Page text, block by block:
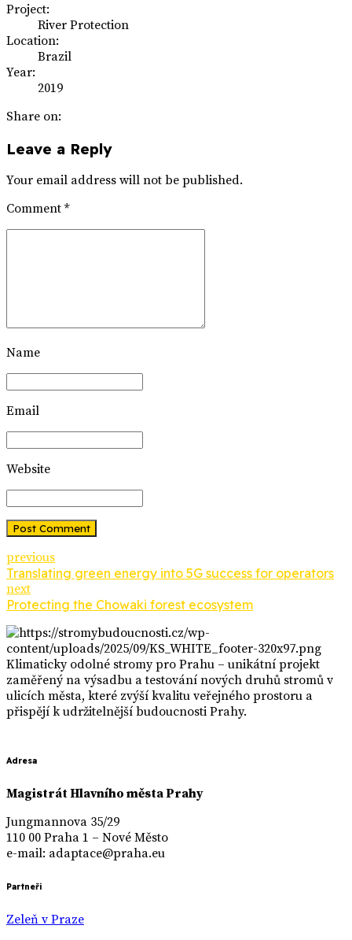
Project:
River Protection
Location:
Brazil
Year:
2019
Share on:
Leave a Reply
Your email address will not be published.
Comment *
Name
Email
Website
Post Comment
previous
Translating green energy into 5G success for operators
next
Protecting the Chowaki forest ecosystem
Klimaticky odolné stromy pro Prahu – unikátní projekt
zaměřený na výsadbu a testování nových druhů stromů v
ulicích města, které zvýší kvalitu veřejného prostoru a
přispějí k udržitelnější budoucnosti Prahy.
Adresa
Magistrát Hlavního města Prahy
Jungmannova 35/29
110 00 Praha 1 – Nové Město
e-mail: adaptace@praha.eu
Partneři
Zeleň v Praze